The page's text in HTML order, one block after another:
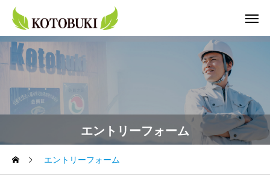
エントリーフォーム
エントリーフォーム